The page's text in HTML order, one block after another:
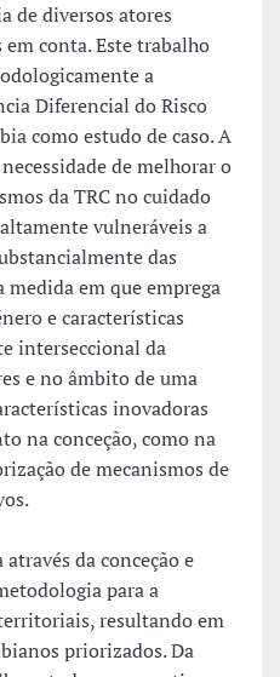
de diversos atores
conta. Este trabalho
a
Diferencial do Risco
como estudo de caso. A
de melhorar o
da TRC no cuidado
vulneráveis a
das
em que emprega
e características
interseccional da
e no âmbito de uma
inovadoras
na conceção, como na
de mecanismos de
da conceção e
para a
resultando em
priorizados. Da